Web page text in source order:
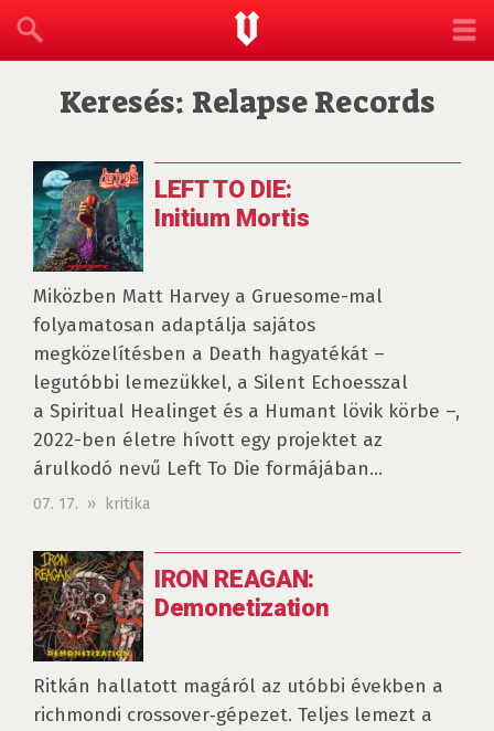
Keresés: Relapse Records
LEFT TO DIE:
Initium Mortis
Miközben Matt Harvey a Gruesome-mal
folyamatosan adaptálja sajátos
megközelítésben a Death hagyatékát –
legutóbbi lemezükkel, a Silent Echoesszal
a Spiritual Healinget és a Humant lövik körbe –,
2022-ben életre hívott egy projektet az
árulkodó nevű Left To Die formájában...
07. 17. » kritika
IRON REAGAN:
Demonetization
Ritkán hallatott magáról az utóbbi években a
richmondi crossover‑gépezet. Teljes lemezt a